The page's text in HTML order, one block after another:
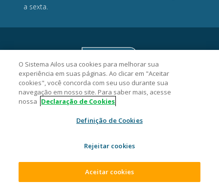
a sexta.
2026 Sistema Ailos. Todos os direitos reservados.
O Sistema Ailos usa cookies para melhorar sua
experiência em suas páginas. Ao clicar em "Aceitar
cookies", você concorda com seu uso durante sua
navegação em nosso site. Para saber mais, acesse
nossa Declaração de Cookies
Definição de Cookies
Rejeitar cookies
Aceitar cookies